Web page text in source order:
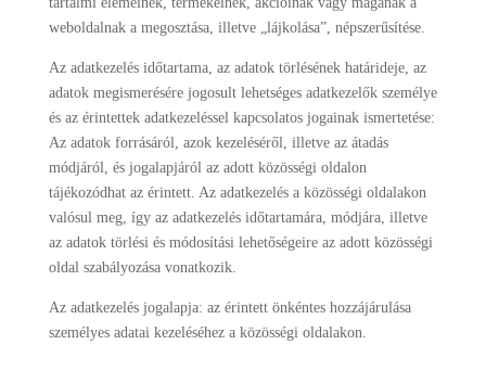
weboldalnak a megosztása, illetve „lájkolása”, népszerűsítése.
Az adatkezelés időtartama, az adatok törlésének határideje, az
adatok megismerésére jogosult lehetséges adatkezelők személye
és az érintettek adatkezeléssel kapcsolatos jogainak ismertetése:
Az adatok forrásáról, azok kezeléséről, illetve az átadás
módjáról, és jogalapjáról az adott közösségi oldalon
tájékozódhat az érintett. Az adatkezelés a közösségi oldalakon
valósul meg, így az adatkezelés időtartamára, módjára, illetve
az adatok törlési és módosítási lehetőségeire az adott közösségi
oldal szabályozása vonatkozik.
Az adatkezelés jogalapja: az érintett önkéntes hozzájárulása
személyes adatai kezeléséhez a közösségi oldalakon.